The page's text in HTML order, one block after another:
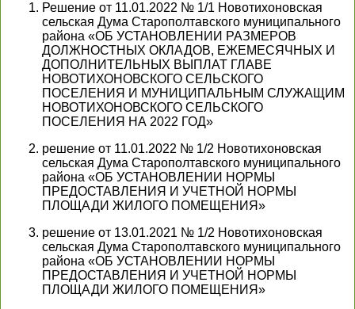
Решение от 11.01.2022 № 1/1 Новотихоновская
сельская Дума Старополтавского муниципального
района «ОБ УСТАНОВЛЕНИИ РАЗМЕРОВ
ДОЛЖНОСТНЫХ ОКЛАДОВ, ЕЖЕМЕСЯЧНЫХ И
ДОПОЛНИТЕЛЬНЫХ ВЫПЛАТ ГЛАВЕ
НОВОТИХОНОВСКОГО СЕЛЬСКОГО
ПОСЕЛЕНИЯ И МУНИЦИПАЛЬНЫМ СЛУЖАЩИМ
НОВОТИХОНОВСКОГО СЕЛЬСКОГО
ПОСЕЛЕНИЯ НА 2022 ГОД»
решение от 11.01.2022 № 1/2 Новотихоновская
сельская Дума Старополтавского муниципального
района «ОБ УСТАНОВЛЕНИИ НОРМЫ
ПРЕДОСТАВЛЕНИЯ И УЧЕТНОЙ НОРМЫ
ПЛОЩАДИ ЖИЛОГО ПОМЕЩЕНИЯ»
решение от 13.01.2021 № 1/2 Новотихоновская
сельская Дума Старополтавского муниципального
района «ОБ УСТАНОВЛЕНИИ НОРМЫ
ПРЕДОСТАВЛЕНИЯ И УЧЕТНОЙ НОРМЫ
ПЛОЩАДИ ЖИЛОГО ПОМЕЩЕНИЯ»